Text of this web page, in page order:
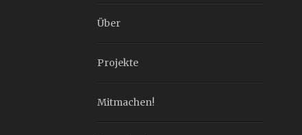
Über
Projekte
Mitmachen!